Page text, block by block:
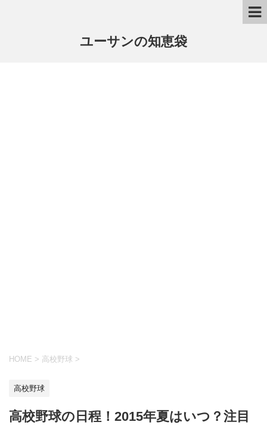
ユーサンの知恵袋
HOME > 高校野球 >
高校野球
高校野球の日程！2015年夏はいつ？注目